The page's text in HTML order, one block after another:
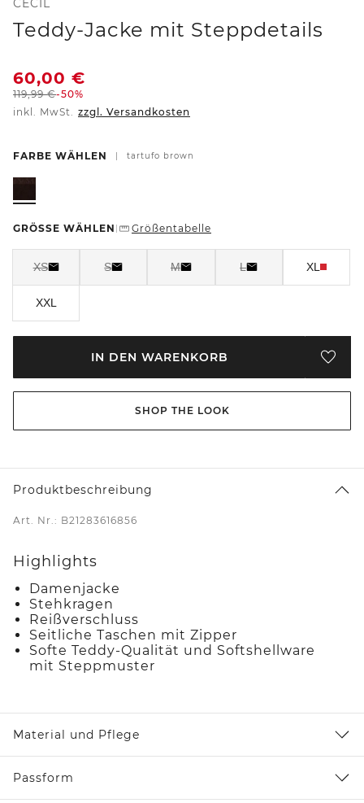
Teddy-Jacke mit Steppdetails
60,00 €
119,99€-50%
inkl. MwSt. zzgl. Versandkosten
FARBE WÄHLEN tartufo brown
GRÖSSE WÄHLEN Größentabelle
XS S M L XL
XXL
IN DEN WARENKORB
SHOP THE LOOK
Produktbeschreibung
Art. Nr.: B21283616856
Highlights
Damenjacke
Stehkragen
Reißverschluss
Seitliche Taschen mit Zipper
Softe Teddy-Qualität und Softshellware
mit Steppmuster
Material und Pflege
Passform